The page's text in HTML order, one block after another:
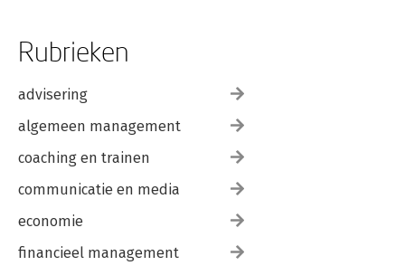
Rubrieken
advisering
algemeen management
coaching en trainen
communicatie en media
economie
financieel management